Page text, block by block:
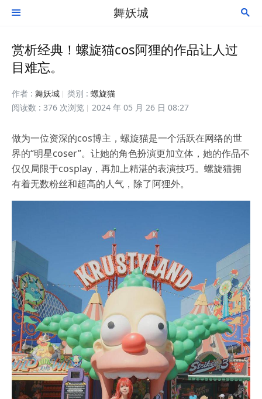
 舞妖城 
赏析经典！螺旋猫cos阿狸的作品让人过
目难忘。
作者 : 舞妖城 类别 : 螺旋猫
阅读数 : 376 次浏览
2024 年 05 月 26 日 08:27
做为一位资深的cos博主，螺旋猫是一个活跃在网络的世
界的“明星coser”。让她的角色扮演更加立体，她的作品不
仅仅局限于cosplay，再加上精湛的表演技巧。螺旋猫拥
有着无数粉丝和超高的人气，除了阿狸外。